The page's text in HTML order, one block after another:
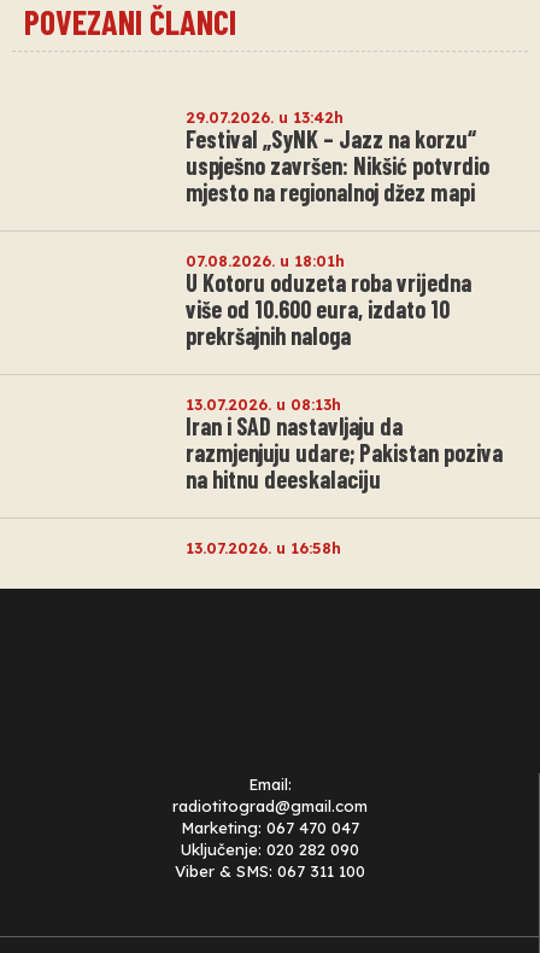
POVEZANI ČLANCI
29.07.2026. u 13:42h
Festival „SyNK – Jazz na korzu“
uspješno završen: Nikšić potvrdio
mjesto na regionalnoj džez mapi
07.08.2026. u 18:01h
U Kotoru oduzeta roba vrijedna
više od 10.600 eura, izdato 10
prekršajnih naloga
13.07.2026. u 08:13h
Iran i SAD nastavljaju da
razmjenjuju udare; Pakistan poziva
na hitnu deeskalaciju
13.07.2026. u 16:58h
Email:
radiotitograd@gmail.com
Marketing: 067 470 047
Uključenje: 020 282 090
Viber & SMS: 067 311 100